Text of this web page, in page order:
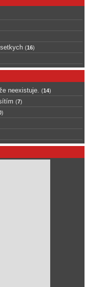
(16)
neexistuje. (14)
(7)
)